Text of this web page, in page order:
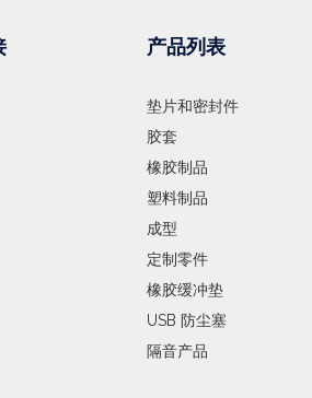
产品列表
垫片和密封件
胶套
橡胶制品
塑料制品
成型
定制零件
橡胶缓冲垫
USB 防尘塞
隔音产品